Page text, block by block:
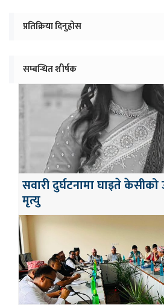
प्रतिक्रिया दिनुहोस
सम्बन्धित शीर्षक
सवारी दुर्घटनामा घाइते
मृत्यु